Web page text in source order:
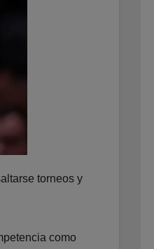
torneos y
como